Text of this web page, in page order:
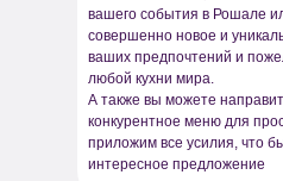
вашего события в Рошале
совершенно новое и
ваших предпочтений и
любой кухни мира.
А также вы можете
конкурентное меню для
приложим все усилия, что
интересное предложение